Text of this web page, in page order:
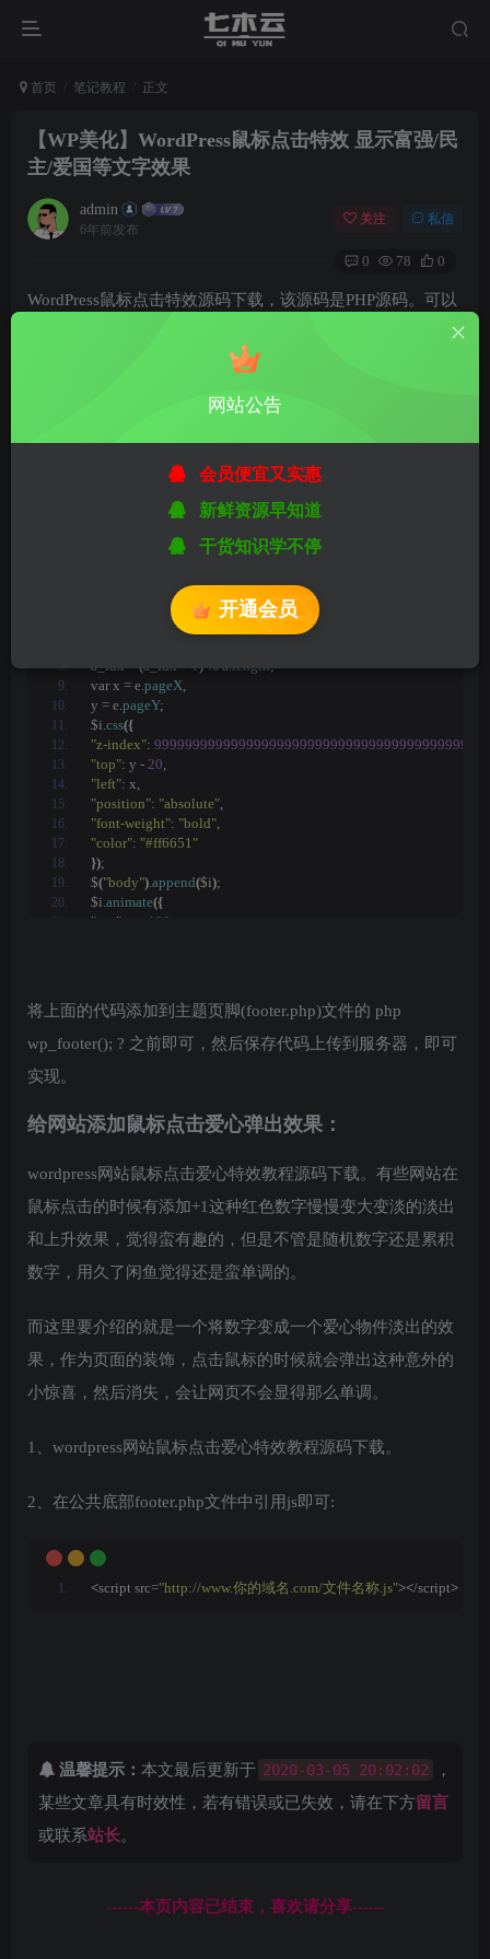
首页 笔记教程 正文
【WP美化】WordPress鼠标点击特效 显示富强/民
主/爱国等文字效果
admin
6年前发布
关注 私信
0 78 0
WordPress鼠标点击特效源码下载，该源码是PHP源码。可以
谐”, “自由”, “平等”, “公正” ,”法治”, “爱国”, “敬业”, “诚信”
等文字效果。加上了该段代码，可以让你的网站，在用户任
源代码如下，尽情复制：
/*  深夜笔记博客  www.blackeep.com  */
document).ready(function($) {
click function(e) {
Array "文明"
a_idx = (a_idx + 1) % a.length;
var x = e.pageX,
y = e.pageY;
$i.css({
"z-index":
"top": y - 20,
"left": x,
"position": "absolute",
"font-weight": "bold",
"color": "#ff6651"
});
$("body").append($i);
$i.animate({
"top"
180
function ()
$i.remove();
});
将上面的代码添加到主题页脚(footer.php)文件的 php
wp_footer(); ? 之前即可，然后保存代码上传到服务器，即可
实现。
给网站添加鼠标点击爱心弹出效果：
wordpress网站鼠标点击爱心特效教程源码下载。有些网站在
鼠标点击的时候有添加+1这种红色数字慢慢变大变淡的淡出
和上升效果，觉得蛮有趣的，但是不管是随机数字还是累积
数字，用久了闲鱼觉得还是蛮单调的。
而这里要介绍的就是一个将数字变成一个爱心物件淡出的效
果，作为页面的装饰，点击鼠标的时候就会弹出这种意外的
小惊喜，然后消失，会让网页不会显得那么单调。
1、wordpress网站鼠标点击爱心特效教程源码下载。
2、在公共底部footer.php文件中引用js即可:
<script src="http://www.你的域名.com/文件名称.js"></script>
温馨提示： 本文最后更新于 2020-03-05 20:02:02
，
某些文章具有时效性，若有错误或已失效，请在下方留言
或联系站长。
------本页内容已结束，喜欢请分享------
网站公告
会员便宜又实惠
新鲜资源早知道
干货知识学不停
开通会员